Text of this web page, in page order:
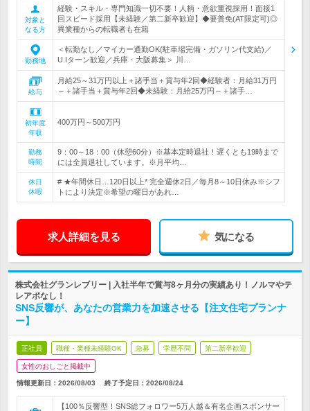
対象と
なる方
経験・スキル・専門知識一切不要！人柄・意欲重視採用！面接1
回スピード採用【未経験／第二新卒歓迎】◆要普免(AT限定可)◎
異業種からの転職者も在籍
勤務地
＜転勤なし／マイカー通勤OK(駐車場完備・ガソリン代支給)／
U.Iターン歓迎／兵庫・大阪募集＞ 川…
給与
月給25～31万円以上＋諸手当＋賞与年2回◆経験者：月給31万円
～＋諸手当＋賞与年2回◆未経験：月給25万円～＋諸手…
初年度
年収
400万円～500万円
勤務
時間
9：00～18：00（休憩60分）※基本定時退社！遅くとも19時まで
には全員退社しています。※月平均…
休日
休暇
# ★年間休日…120日以上* 完全週休2日／毎月8～10日休み※シフ
トにより決定※希望の曜日があれ…
求人詳細を見る 気になる
株式会社グランレブリー | 入社半年で賞与8ヶ月分の実績あり！ノルマやテ
レアポなし！
SNS反響が、あなたの営業力を加速させる【注文住宅プランナ
ー】
正社員 職種・業種未経験OK 急募 学歴不問 第二新卒歓迎
女性のおしごと掲載中
情報更新日：2026/08/03 終了予定日： 2026/08/24
【100％反響型！SNS総フォロワー5万人越＆有名企画スポンサー